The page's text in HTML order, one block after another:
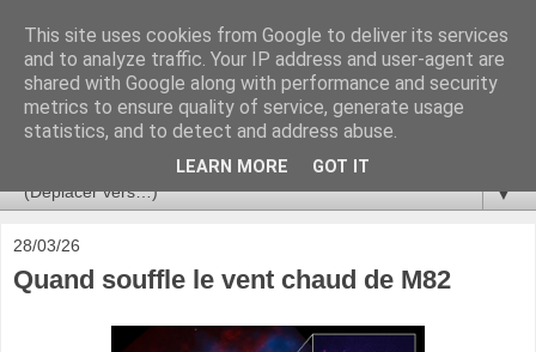
Ça se passe là haut
Astronomie, Astrophysique, Astroparticules, Cosmologie.
L'infini se contemple, indéfiniment. ISSN 2272-5768
▼
28/03/26
Quand souffle le vent chaud de M82
This site uses cookies from Google to deliver its services
and to analyze traffic. Your IP address and user-agent are
shared with Google along with performance and security
metrics to ensure quality of service, generate usage
statistics, and to detect and address abuse.
LEARN MORE GOT IT